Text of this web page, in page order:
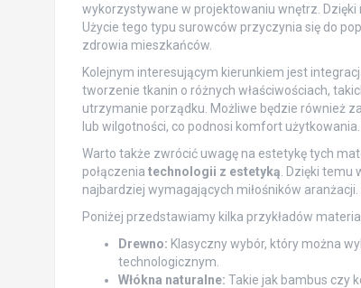
wykorzystywane w projektowaniu wnętrz.
Użycie tego typu surowców przyczynia się do
zdrowia mieszkańców.
Kolejnym interesującym kierunkiem jest
tworzenie tkanin o różnych właściwościach,
utrzymanie porządku. Możliwe będzie również
lub wilgotności, co podnosi komfort użytkowania.
Warto także zwrócić uwagę na estetykę tych
połączenia technologii z estetyką . Dzięki
najbardziej wymagających miłośników aranżacji.
Poniżej przedstawiamy kilka przykładów
Drewno: Klasyczny wybór, który można
technologicznym.
Włókna naturalne: Takie jak bambus czy